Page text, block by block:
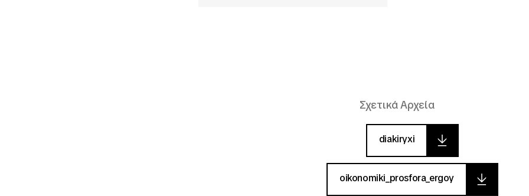
Σχετικά Αρχεία
diakiryxi
oikonomiki_prosfora_ergoy